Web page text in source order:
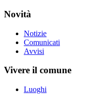
Novità
Notizie
Comunicati
Avvisi
Vivere il comune
Luoghi